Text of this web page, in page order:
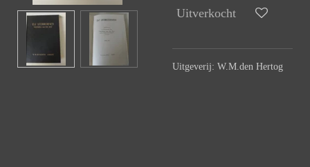
Uitverkocht
Uitgeverij: W.M.den Hertog